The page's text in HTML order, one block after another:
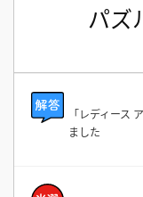
パズ
「レディース
ました